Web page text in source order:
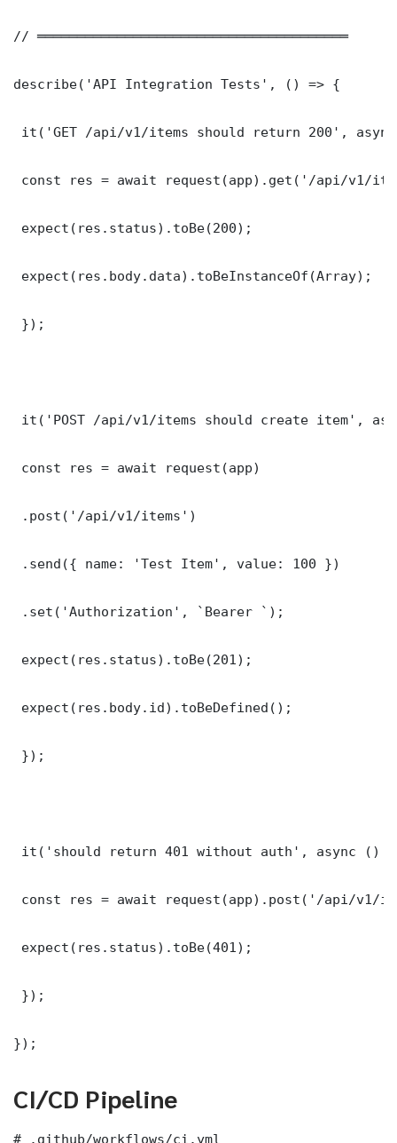
// ═══════════════════════════════════════
describe('API Integration Tests', () => {
it('GET /api/v1/items should return 200',
const res = await request(app).get('/api/v1/
expect(res.status).toBe(200);
expect(res.body.data).toBeInstanceOf(Array);
});
it('POST /api/v1/items should create item',
const res = await request(app)
.post('/api/v1/items')
.send({ name: 'Test Item', value: 100 })
.set('Authorization', `Bearer `);
expect(res.status).toBe(201);
expect(res.body.id).toBeDefined();
});
it('should return 401 without auth', async ()
const res = await request(app).post('/api/v1/
expect(res.status).toBe(401);
});
});
CI/CD Pipeline
# .github/workflows/ci.yml